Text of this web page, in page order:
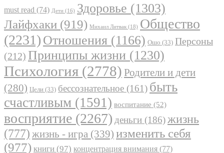
must read (74) Дети (16) Здоровье (1303)
Лайфхаки (919) Михаил Литвак (18) Общество
(2231) Отношения (1166) Ошо (33) Персоны
(212) Принципы жизни (1230)
Психология (2778) Родители и дети
(280) Цели (33) бессознательное (161) быть
счастливым (1591) воспитание (52)
восприятие (2267) деньги (186)жизнь
(777) жизнь - игра (339) изменить себя
(977) книги (97) концентрация внимания (77)